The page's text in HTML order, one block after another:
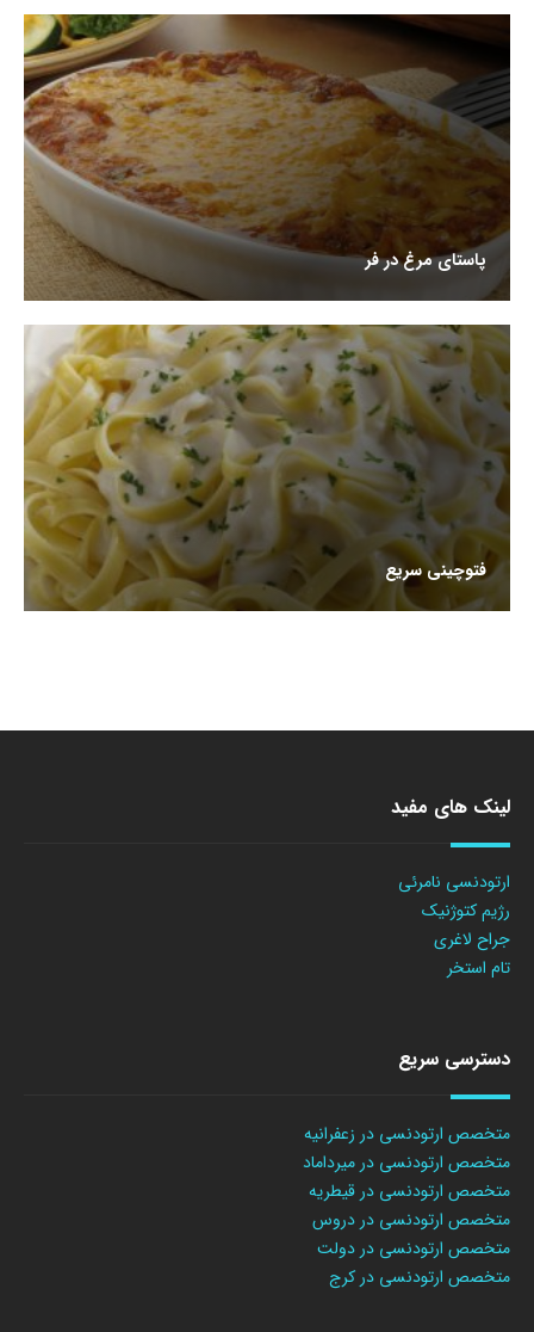
پاستای مرغ در فر
فتوچینی سریع
لینک های مفید
ارتودنسی نامرئی
رژیم کتوژنیک
جراح لاغری
تام استخر
دسترسی سریع
متخصص ارتودنسی در زعفرانیه
متخصص ارتودنسی در میرداماد
متخصص ارتودنسی در قیطریه
متخصص ارتودنسی در دروس
متخصص ارتودنسی در دولت
متخصص ارتودنسی در کرج